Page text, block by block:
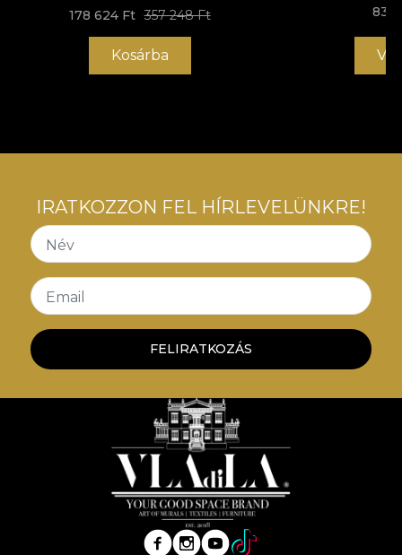
hatékony átalakítási folyamatot élvezhetsz, amely
követelményeknek.
178 624 Ft 357 248 Ft
Kosárba
83
IRATKOZZON FEL HÍRLEVELÜNKRE!
Név
Email
FELIRATKOZÁS